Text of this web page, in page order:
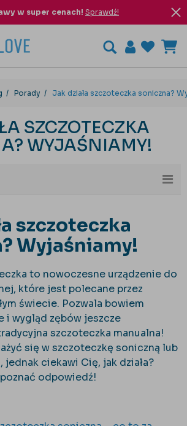
w super cenach! Sprawdź!
Porady Jak działa szczoteczka soniczna?
SZCZOTECZKA
WYJAŚNIAMY!
szczoteczka
Wyjaśniamy!
to nowoczesne urządzenie do
które jest polecane przez
świecie. Pozwala bowiem
i wygląd zębów jeszcze
szczoteczka manualna!
się w szczoteczkę soniczną lub
jednak ciekawi Cię, jak działa?
odpowiedź!